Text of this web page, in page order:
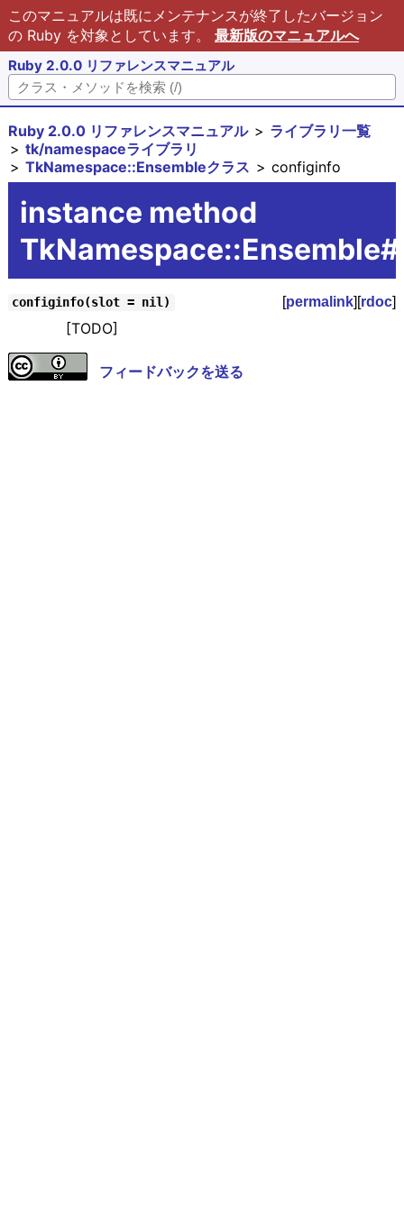
このマニュアルは既にメンテナンスが終了したバージョン
の Ruby を対象としています。 最新版のマニュアルへ
Ruby 2.0.0 リファレンスマニュアル
Ruby 2.0.0 リファレンスマニュアル
ライブラリ一覧
tk/namespaceライブラリ
TkNamespace::Ensembleクラス
configinfo
instance method
configinfo(slot = nil) [permalink][rdoc]
[TODO]
フィードバックを送る